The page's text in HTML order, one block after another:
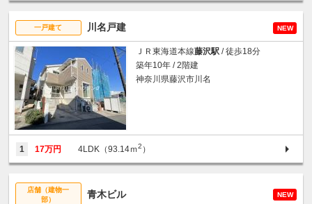
一戸建て 川名戸建 NEW
ＪＲ東海道本線藤沢駅 / 徒歩18分
築年10年 / 2階建
神奈川県藤沢市川名
1 17万円 4LDK（93.14ｍ2 ）
店舗（建物一
部）
青木ビル NEW